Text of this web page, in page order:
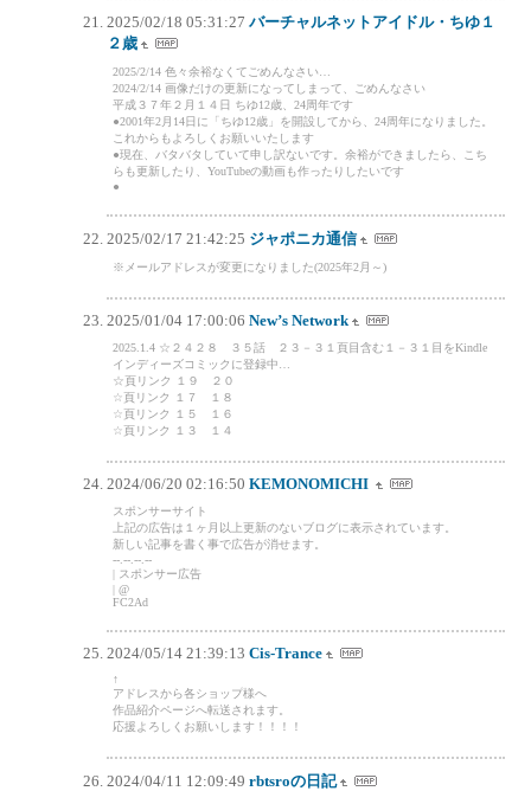
2025/02/18 05:31:27 バーチャルネットアイドル・ちゆ１
２歳
2025/2/14 色々余裕なくてごめんなさい…
2024/2/14 画像だけの更新になってしまって、ごめんなさい
平成３７年２月１４日 ちゆ12歳、24周年です
●2001年2月14日に「ちゆ12歳」を開設してから、24周年になりました。
これからもよろしくお願いいたします
●現在、バタバタしていて申し訳ないです。余裕ができましたら、こち
らも更新したり、YouTubeの動画も作ったりしたいです
●
2025/02/17 21:42:25 ジャポニカ通信
※メールアドレスが変更になりました(2025年2月～)
2025/01/04 17:00:06 New’s Network
2025.1.4 ☆２４２８ ３５話 ２３－３１頁目含む１－３１目をKindle
インディーズコミックに登録中…
☆頁リンク １９ ２０
☆頁リンク １７ １８
☆頁リンク １５ １６
☆頁リンク １３ １４
2024/06/20 02:16:50 KEMONOMICHI
スポンサーサイト
上記の広告は１ヶ月以上更新のないブログに表示されています。
新しい記事を書く事で広告が消せます。
--.--.--.--
| スポンサー広告
| @
FC2Ad
2024/05/14 21:39:13 Cis-Trance
↑
アドレスから各ショップ様へ
作品紹介ページへ転送されます。
応援よろしくお願いします！！！！
2024/04/11 12:09:49 rbtsroの日記